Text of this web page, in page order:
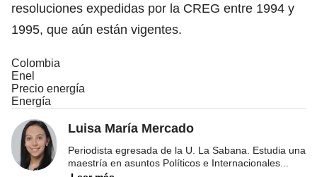
resoluciones expedidas por la CREG entre 1994 y
1995, que aún están vigentes.
Colombia
Enel
Precio energía
Energía
Luisa María Mercado
Periodista egresada de la U. La Sabana. Estudia una
maestría en asuntos Políticos e Internacionales